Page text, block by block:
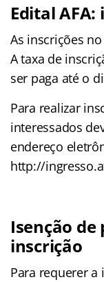
Edital
As inscrições
A taxa de
ser paga até o
Para realizar
interessados
endereço
http://
Isenção
inscrição
Para requerer a